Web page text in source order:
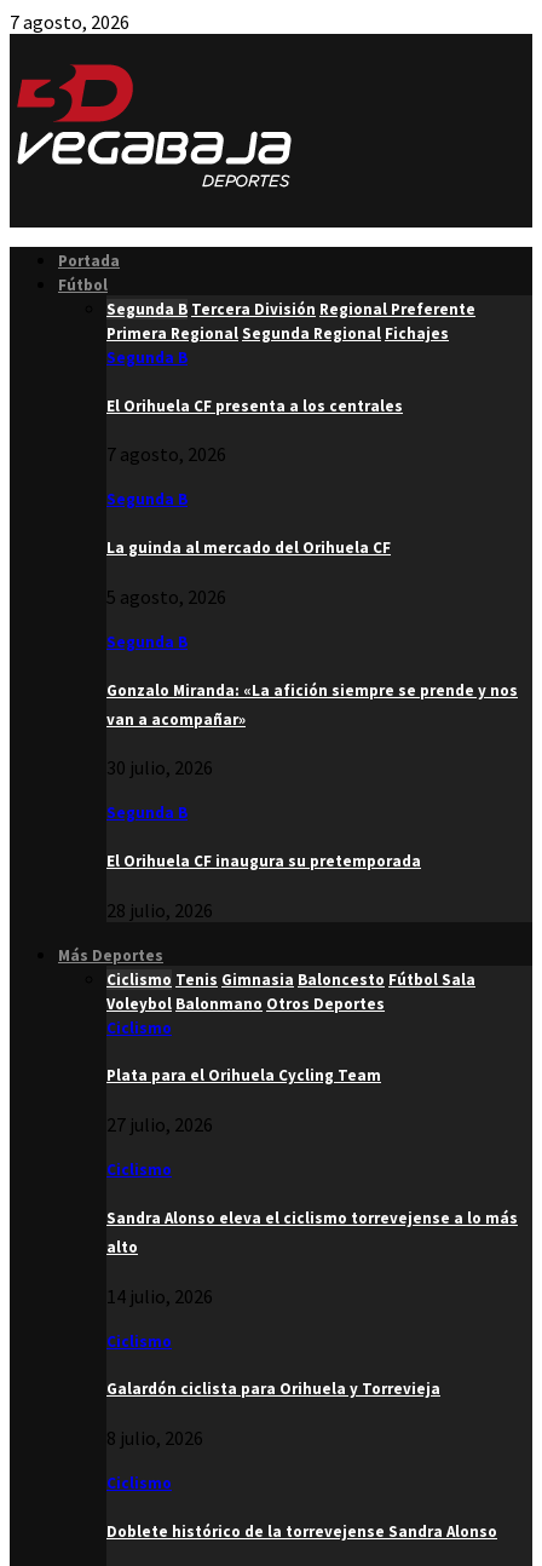
7 agosto, 2026
Portada
Fútbol
Segunda B Tercera División Regional Preferente
Primera RegionalSegunda Regional Fichajes
Segunda B
El Orihuela CF presenta a los centrales
7 agosto, 2026
Segunda B
La guinda al mercado del Orihuela CF
5 agosto, 2026
Segunda B
Gonzalo Miranda: «La afición siempre se prende y nos
van a acompañar»
30 julio, 2026
Segunda B
El Orihuela CF inaugura su pretemporada
28 julio, 2026
Más Deportes
Ciclismo Tenis Gimnasia Baloncesto Fútbol Sala
Voleybol Balonmano Otros Deportes
Ciclismo
Plata para el Orihuela Cycling Team
27 julio, 2026
Ciclismo
Sandra Alonso eleva el ciclismo torrevejense a lo más
alto
14 julio, 2026
Ciclismo
Galardón ciclista para Orihuela y Torrevieja
8 julio, 2026
Ciclismo
Doblete histórico de la torrevejense Sandra Alonso